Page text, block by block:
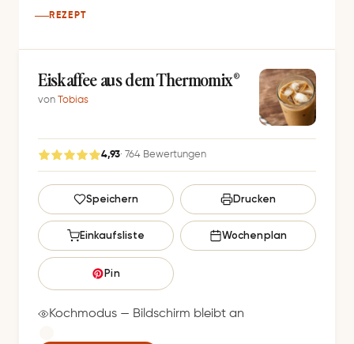
REZEPT
Eiskaffee aus dem Thermomix®
von Tobias
4,93· 764 Bewertungen
G
e
s
p
e
c
Speichern Drucken
Einkaufsliste Wochenplan
Pin
Kochmodus — Bildschirm bleibt an